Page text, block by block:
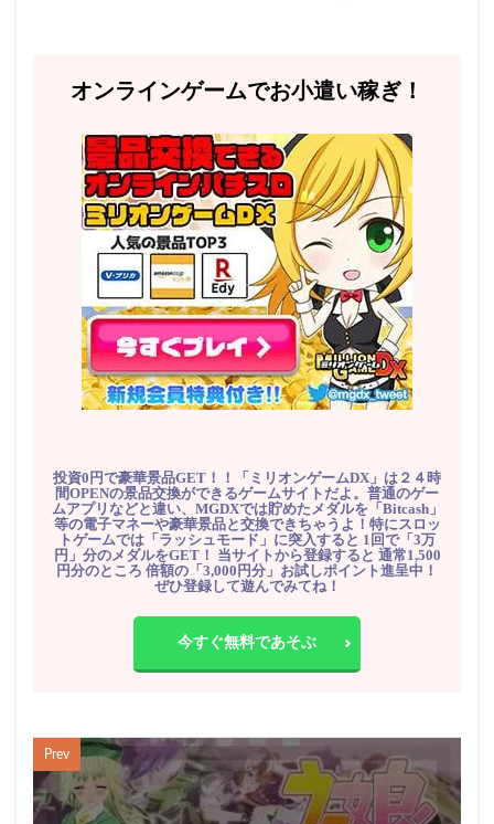
オンラインゲームでお小遣い稼ぎ！
投資0円で豪華景品GET！！「ミリオンゲームDX」は２４時
間OPENの景品交換ができるゲームサイトだよ。普通のゲー
ムアプリなどと違い、MGDXでは貯めたメダルを「Bitcash」
等の電子マネーや豪華景品と交換できちゃうよ！特にスロッ
トゲームでは「ラッシュモード」に突入すると 1回で「3万
円」分のメダルをGET！ 当サイトから登録すると 通常1,500
円分のところ 倍額の「3,000円分」お試しポイント進呈中！
ぜひ登録して遊んでみてね！
今すぐ無料であそぶ
Prev